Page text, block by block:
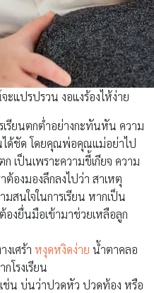
ะแปรปรวน งอแงร้องไห้ง่าย
เรียนตกต่ำอย่างกะทันหัน ความ
นได้ชัด โดยคุณพ่อคุณแม่อย่าไป
เป็นเพราะความขี้เกียจ ความ
ต้องมองลึกลงไปว่า สาเหตุ
สนใจในการเรียน หากเป็น
องยื่นมือเข้ามาช่วยเหลือลูก
เศร้า หงุดหงิดง่าย น้ำตาคลอ
โรงเรียน
เช่น บ่นว่าปวดหัว ปวดท้อง หรือ